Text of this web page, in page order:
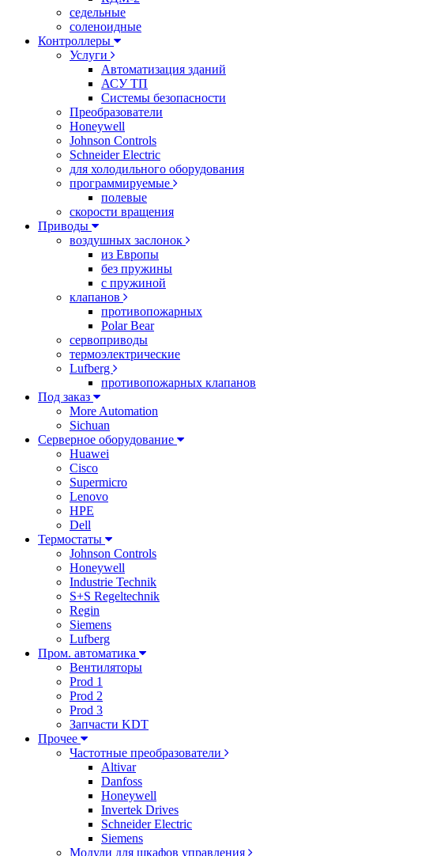
седельные
соленоидные
Контроллеры
Услуги
Автоматизация зданий
АСУ ТП
Системы безопасности
Преобразователи
Honeywell
Johnson Controls
Schneider Electric
для холодильного оборудования
программируемые
полевые
скорости вращения
Приводы
воздушных заслонок
из Европы
без пружины
с пружиной
клапанов
противопожарных
Polar Bear
сервоприводы
термоэлектрические
Lufberg
противопожарных клапанов
Под заказ
More Automation
Sichuan
Серверное оборудование
Huawei
Cisco
Supermicro
Lenovo
HPE
Dell
Термостаты
Johnson Controls
Honeywell
Industrie Technik
S+S Regeltechnik
Regin
Siemens
Lufberg
Пром. автоматика
Вентиляторы
Prod 1
Prod 2
Prod 3
Запчасти KDT
Прочее
Частотные преобразователи
Altivar
Danfoss
Honeywell
Invertek Drives
Schneider Electric
Siemens
Модули для шкафов управления